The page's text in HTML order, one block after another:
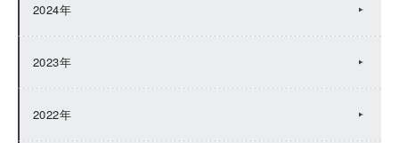
2024年
2023年
2022年